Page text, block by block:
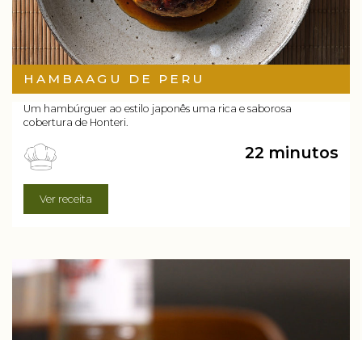
HAMBAAGU DE PERU
Um hambúrguer ao estilo japonês uma rica e saborosa
cobertura de Honteri.
22 minutos
Ver receita